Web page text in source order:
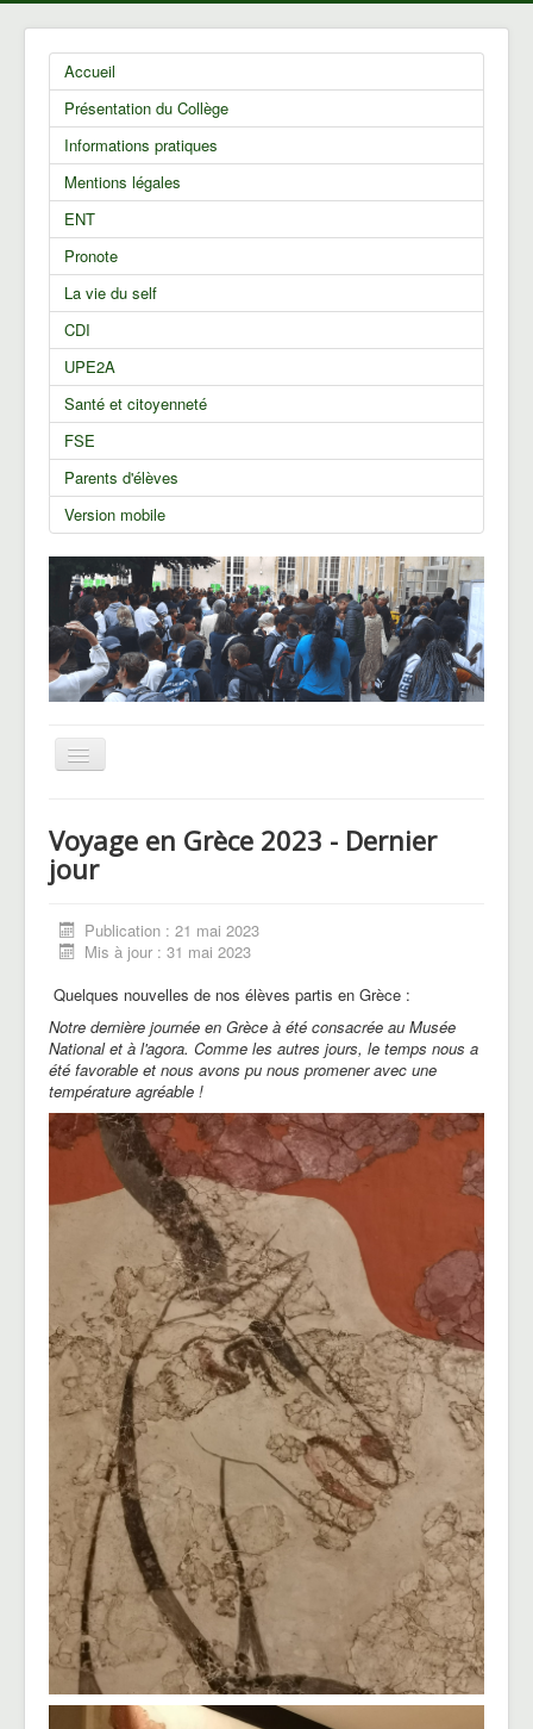
Accueil
Présentation du Collège
Informations pratiques
Mentions légales
ENT
Pronote
La vie du self
CDI
UPE2A
Santé et citoyenneté
FSE
Parents d'élèves
Version mobile
Basculer
la
CHAM
Voyages et sorties
Voyage en Grèce 2023 - Dernier
jour
Publication : 21 mai 2023
Mis à jour : 31 mai 2023
Quelques nouvelles de nos élèves partis en Grèce :
Notre dernière journée en Grèce à été consacrée au Musée
National et à l'agora. Comme les autres jours, le temps nous a
été favorable et nous avons pu nous promener avec une
température agréable !